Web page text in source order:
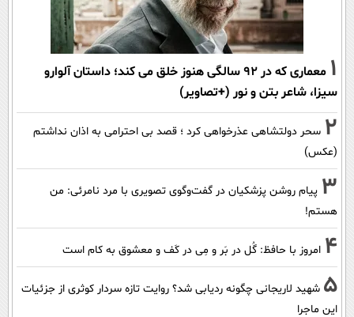
1
معماری که در 92 سالگی هنوز خلق می کند؛ داستان آلوارو
سیزا، شاعر بتن و نور (+تصاویر)
2 سحر دولتشاهی عذرخواهی کرد ؛ قصد بی احترامی به اذان نداشتم
(عکس)
3 پیام روشن پزشکیان در گفت‌و‌گوی تصویری با مرد نامرئی: من
هستم!
4 امروز با حافظ: گُل در بَر و مِی در کَف و معشوق به کام است
5 شهید لاریجانی چگونه ردیابی شد؟ روایت تازه سردار کوثری از جزئیات
این ماجرا